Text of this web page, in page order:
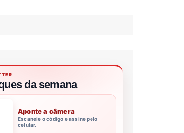
da semana
Aponte a câmera
Escaneie o código e assine pelo
celular.